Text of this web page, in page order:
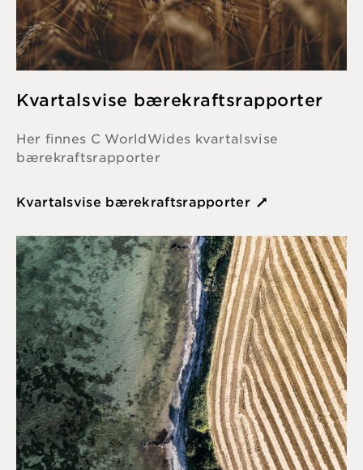
Kvartalsvise bærekraftsrapporter
Her finnes C WorldWides kvartalsvise
bærekraftsrapporter
Kvartalsvise bærekraftsrapporter